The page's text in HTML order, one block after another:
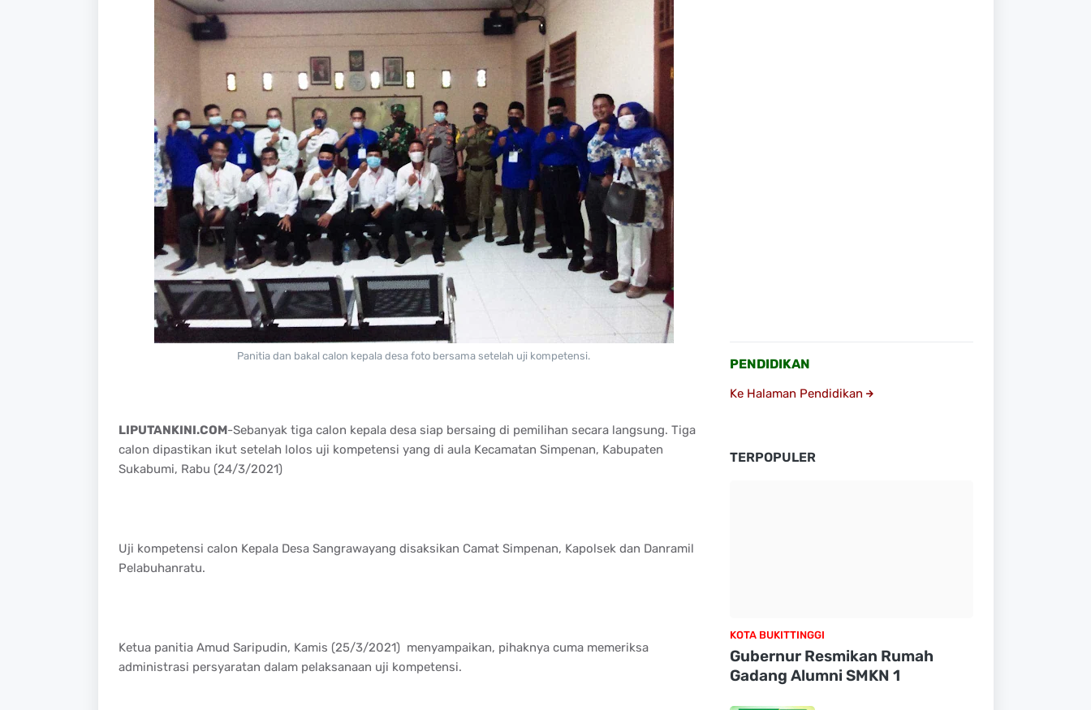
Panitia dan bakal calon kepala desa foto bersama setelah uji kompetensi.
LIPUTANKINI.COM-Sebanyak tiga calon kepala desa siap bersaing di pemilihan secara langsung. Tiga
calon dipastikan ikut setelah lolos uji kompetensi yang di aula Kecamatan Simpenan, Kabupaten
Sukabumi, Rabu (24/3/2021)
Uji kompetensi calon Kepala Desa Sangrawayang disaksikan Camat Simpenan, Kapolsek dan Danramil
Pelabuhanratu.
Ketua panitia Amud Saripudin, Kamis (25/3/2021) menyampaikan, pihaknya cuma memeriksa
administrasi persyaratan dalam pelaksanaan uji kompetensi.
PENDIDIKAN
Ke Halaman Pendidikan
TERPOPULER
KOTA BUKITTINGGI
Gubernur Resmikan Rumah
Gadang Alumni SMKN 1